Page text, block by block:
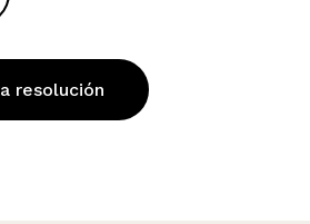
resolución